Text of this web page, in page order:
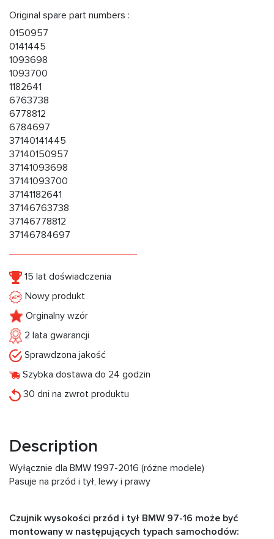
Original spare part numbers :
0150957
0141445
1093698
1093700
1182641
6763738
6778812
6784697
37140141445
37140150957
37141093698
37141093700
37141182641
37146763738
37146778812
37146784697
15 lat doświadczenia
Nowy produkt
Orginalny wzór
2 lata gwarancji
Sprawdzona jakość
Szybka dostawa do 24 godzin
30 dni na zwrot produktu
Description
Wyłącznie dla BMW 1997-2016 (różne modele)
Pasuje na przód i tył, lewy i prawy
Czujnik wysokości przód i tył BMW 97-16 może być
montowany w następujących typach samochodów: